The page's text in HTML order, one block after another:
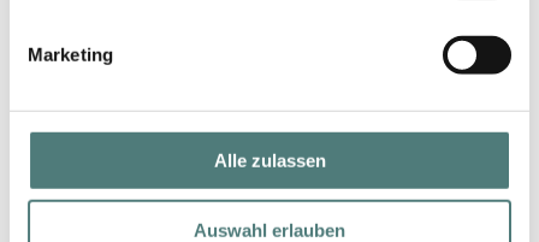
Marketing
Alle zulassen
Auswahl erlauben
Style Puderpinsel
24,95 €
1 Stück (24,95 € / 1 Stück)